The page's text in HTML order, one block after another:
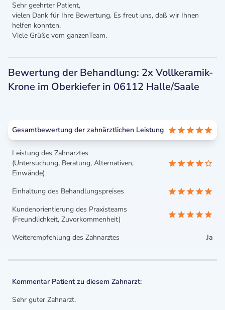
Sehr geehrter Patient,
vielen Dank für Ihre Bewertung. Es freut uns, daß wir Ihnen
helfen konnten.
Viele Grüße vom ganzenTeam.
Bewertung der Behandlung: 2x Vollkeramik-
Krone im Oberkiefer in 06112 Halle/Saale
Gesamtbewertung der zahnärztlichen Leistung
Leistung des Zahnarztes
(Untersuchung, Beratung, Alternativen,
Einwände)
Einhaltung des Behandlungspreises
Kundenorientierung des Praxisteams
(Freundlichkeit, Zuvorkommenheit)
Weiterempfehlung des Zahnarztes
Ja
Kommentar Patient zu diesem Zahnarzt:
Sehr guter Zahnarzt.